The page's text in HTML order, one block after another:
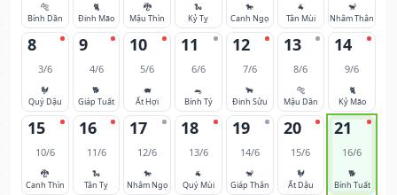
🐅
Bính Dần
🐈
Đinh Mão
🐉
Mậu Thìn
🐍
Kỷ Tỵ
🐎
Canh Ngọ
🐐
Tân Mùi
🐒
Nhâm Thân
8
3/6
🐓
Quý Dậu
9
4/6
🐕
Giáp Tuất
10
5/6
🐖
Ất Hợi
11
6/6
🐀
Bính Tý
12
7/6
🐂
Đinh Sửu
13
8/6
🐅
Mậu Dần
14
9/6
🐈
Kỷ Mão
15
10/6
🐉
Canh Thìn
16
11/6
🐍
Tân Tỵ
17
12/6
🐎
Nhâm Ngọ
18
13/6
🐐
Quý Mùi
19
14/6
🐒
Giáp Thân
20
15/6
🐓
Ất Dậu
21
16/6
🐕
Bính Tuất